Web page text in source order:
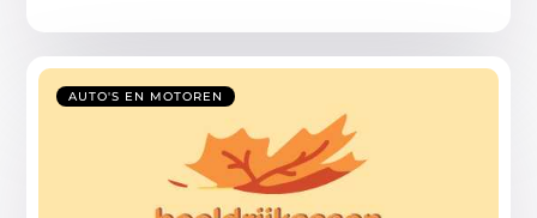
AUTO'S EN MOTOREN